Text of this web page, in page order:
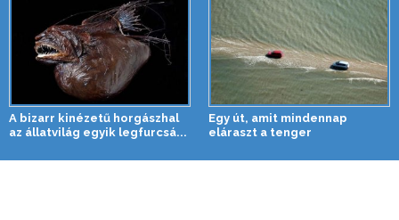
A bizarr kinézetű horgászhal
az állatvilág egyik legfurcsá...
Egy út, amit mindennap
eláraszt a tenger